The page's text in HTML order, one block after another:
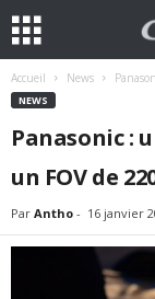
Accueil News
NEWS
Panasonic :
un FOV de
Par Antho - 16 janvier